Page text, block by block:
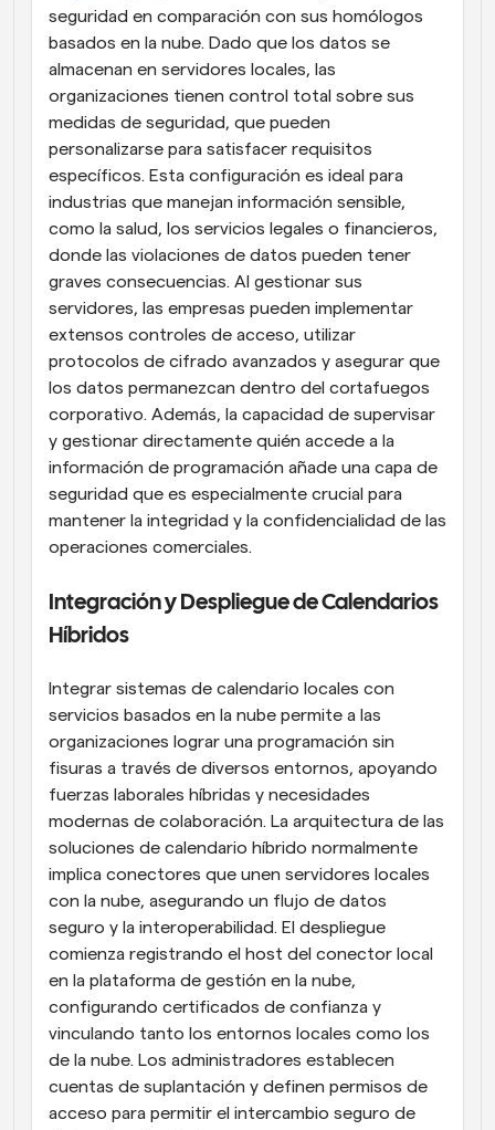
seguridad en comparación con sus homólogos
basados en la nube. Dado que los datos se
almacenan en servidores locales, las
organizaciones tienen control total sobre sus
medidas de seguridad, que pueden
personalizarse para satisfacer requisitos
específicos. Esta configuración es ideal para
industrias que manejan información sensible,
como la salud, los servicios legales o financieros,
donde las violaciones de datos pueden tener
graves consecuencias. Al gestionar sus
servidores, las empresas pueden implementar
extensos controles de acceso, utilizar
protocolos de cifrado avanzados y asegurar que
los datos permanezcan dentro del cortafuegos
corporativo. Además, la capacidad de supervisar
y gestionar directamente quién accede a la
información de programación añade una capa de
seguridad que es especialmente crucial para
mantener la integridad y la confidencialidad de las
operaciones comerciales.
Integración y Despliegue de Calendarios
Híbridos
Integrar sistemas de calendario locales con
servicios basados en la nube permite a las
organizaciones lograr una programación sin
fisuras a través de diversos entornos, apoyando
fuerzas laborales híbridas y necesidades
modernas de colaboración. La arquitectura de las
soluciones de calendario híbrido normalmente
implica conectores que unen servidores locales
con la nube, asegurando un flujo de datos
seguro y la interoperabilidad. El despliegue
comienza registrando el host del conector local
en la plataforma de gestión en la nube,
configurando certificados de confianza y
vinculando tanto los entornos locales como los
de la nube. Los administradores establecen
cuentas de suplantación y definen permisos de
acceso para permitir el intercambio seguro de